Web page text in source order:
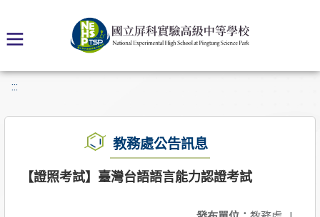
:::
教務處公告訊息
【證照考試】臺灣台語語言能力認證考試